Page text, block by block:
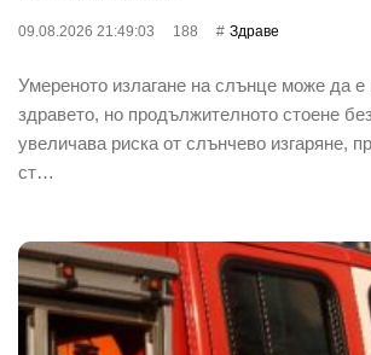
09.08.2026 21:49:03 188 Здраве
Умереното излагане на слънце може да е
здравето, но продължителното стоене
увеличава риска от слънчево изгаряне,
ст…